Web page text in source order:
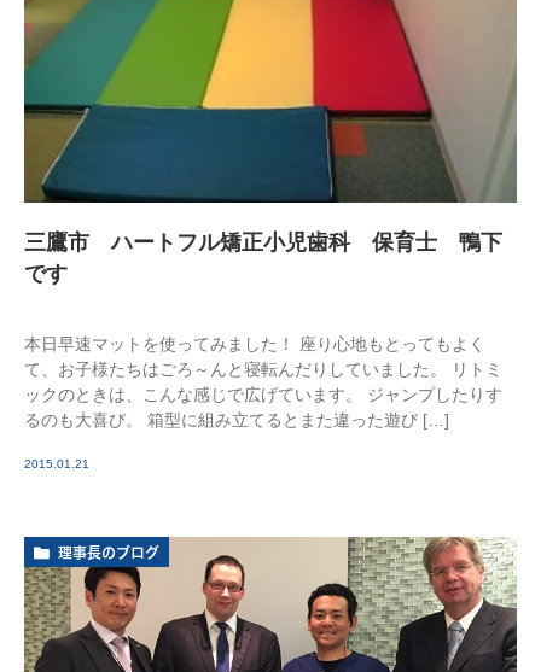
三鷹市 ハートフル矯正小児歯科 保育士 鴨下
です
本日早速マットを使ってみました！ 座り心地もとってもよく
て、お子様たちはごろ～んと寝転んだりしていました。 リトミ
ックのときは、こんな感じで広げています。 ジャンプしたりす
るのも大喜び。 箱型に組み立てるとまた違った遊び […]
2015.01.21
理事長のブログ